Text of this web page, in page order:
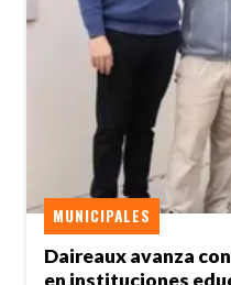
Daireaux avanza
en instituciones
MUNICIPALES